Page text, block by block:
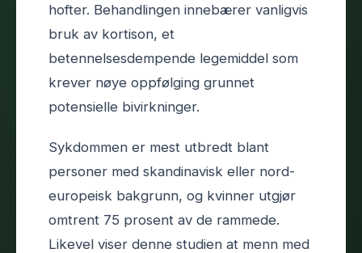
hofter. Behandlingen innebærer vanligvis
bruk av kortison, et
betennelsesdempende legemiddel som
krever nøye oppfølging grunnet
potensielle bivirkninger.
Sykdommen er mest utbredt blant
personer med skandinavisk eller nord-
europeisk bakgrunn, og kvinner utgjør
omtrent 75 prosent av de rammede.
Likevel viser denne studien at menn med